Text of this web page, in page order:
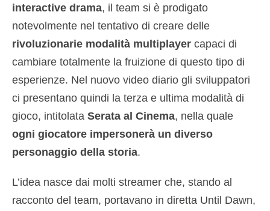
interactive drama, il team si è prodigato
notevolmente nel tentativo di creare delle
rivoluzionarie modalità multiplayer capaci di
cambiare totalmente la fruizione di questo tipo di
esperienze. Nel nuovo video diario gli sviluppatori
ci presentano quindi la terza e ultima modalità di
gioco, intitolata Serata al Cinema, nella quale
ogni giocatore impersonerà un diverso
personaggio della storia.
L’idea nasce dai molti streamer che, stando al
racconto del team, portavano in diretta Until Dawn,